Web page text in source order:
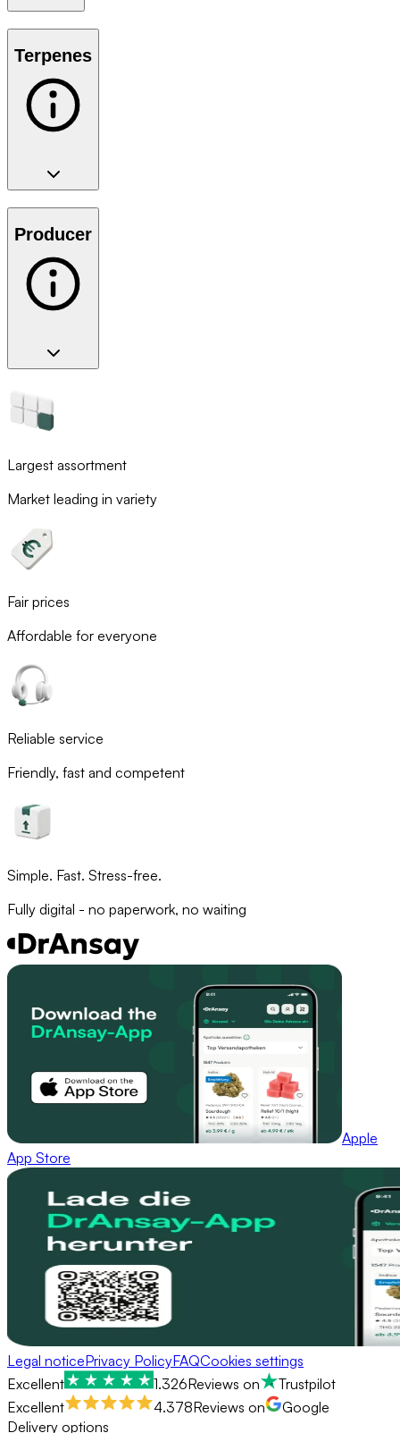
Terpenes
Producer
Largest assortment
Market leading in variety
Fair prices
Affordable for everyone
Reliable service
Friendly, fast and competent
Simple. Fast. Stress-free.
Fully digital - no paperwork, no waiting
Apple
App Store
Legal noticePrivacy PolicyFAQCookies settings
Excellent
1.326Reviews on
Trustpilot
Excellent
4.378Reviews on
Google
Delivery options